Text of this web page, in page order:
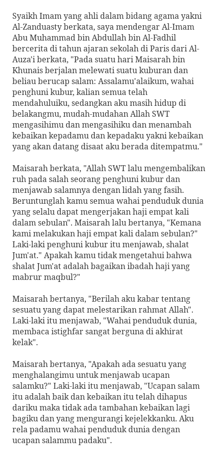
Syaikh Imam yang ahli dalam bidang agama yakni
Al-Zanduasty berkata, saya mendengar Al-Imam
Abu Muhammad bin Abdullah bin Al-Fadhil
bercerita di tahun ajaran sekolah di Paris dari Al-
Auza'i berkata, "Pada suatu hari Maisarah bin
Khunais berjalan melewati suatu kuburan dan
beliau berucap salam: Assalamu'alaikum, wahai
penghuni kubur, kalian semua telah
mendahuluiku, sedangkan aku masih hidup di
belakangmu, mudah-mudahan Allah SWT
mengasihimu dan mengasihiku dan menambah
kebaikan kepadamu dan kepadaku yakni kebaikan
yang akan datang disaat aku berada ditempatmu."
Maisarah berkata, "Allah SWT lalu mengembalikan
ruh pada salah seorang penghuni kubur dan
menjawab salamnya dengan lidah yang fasih.
Beruntunglah kamu semua wahai penduduk dunia
yang selalu dapat mengerjakan haji empat kali
dalam sebulan". Maisarah lalu bertanya, "Kemana
kami melakukan haji empat kali dalam sebulan?"
Laki-laki penghuni kubur itu menjawab, shalat
Jum'at." Apakah kamu tidak mengetahui bahwa
shalat Jum'at adalah bagaikan ibadah haji yang
mabrur maqbul?"
Maisarah bertanya, "Berilah aku kabar tentang
sesuatu yang dapat melestarikan rahmat Allah".
Laki-laki itu menjawab, "Wahai penduduk dunia,
membaca istighfar sangat berguna di akhirat
kelak".
Maisarah bertanya, "Apakah ada sesuatu yang
menghalangimu untuk menjawab ucapan
salamku?" Laki-laki itu menjawab, "Ucapan salam
itu adalah baik dan kebaikan itu telah dihapus
dariku maka tidak ada tambahan kebaikan lagi
bagiku dan yang mengurangi kejelekkanku. Aku
rela padamu wahai penduduk dunia dengan
ucapan salammu padaku".